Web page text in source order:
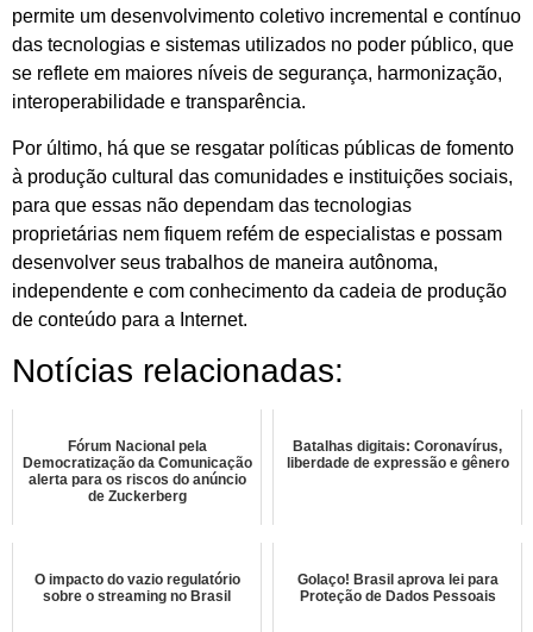
permite um desenvolvimento coletivo incremental e contínuo
das tecnologias e sistemas utilizados no poder público, que
se reflete em maiores níveis de segurança, harmonização,
interoperabilidade e transparência.
Por último, há que se resgatar políticas públicas de fomento
à produção cultural das comunidades e instituições sociais,
para que essas não dependam das tecnologias
proprietárias nem fiquem refém de especialistas e possam
desenvolver seus trabalhos de maneira autônoma,
independente e com conhecimento da cadeia de produção
de conteúdo para a Internet.
Notícias relacionadas:
Fórum Nacional pela
Democratização da Comunicação
alerta para os riscos do anúncio
de Zuckerberg
Batalhas digitais: Coronavírus,
liberdade de expressão e gênero
O impacto do vazio regulatório
sobre o streaming no Brasil
Golaço! Brasil aprova lei para
Proteção de Dados Pessoais